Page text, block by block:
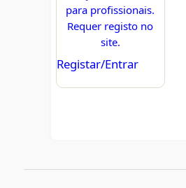
para profissionais.
Requer registo no
site.
Registar/Entrar